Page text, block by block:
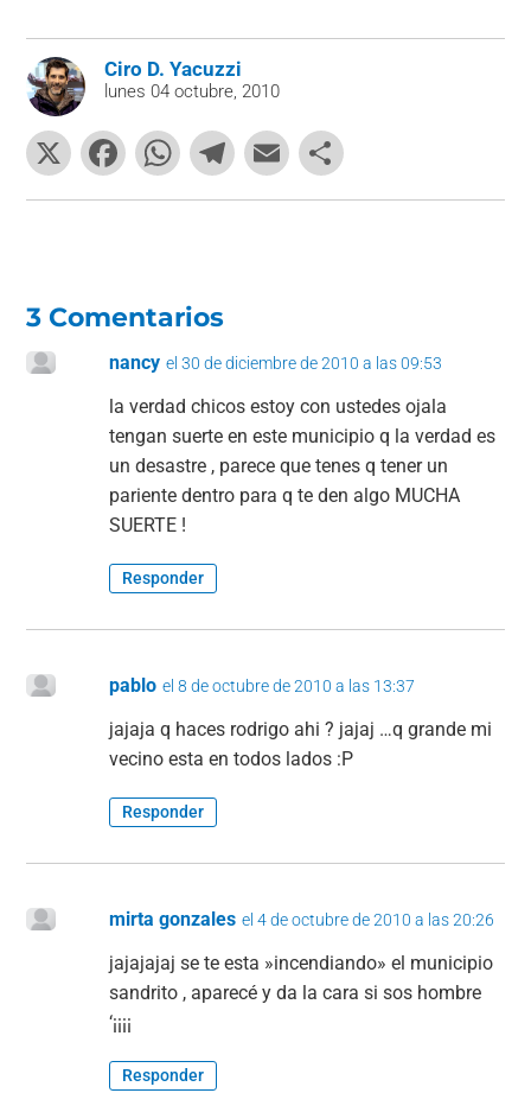
Ciro D. Yacuzzi
lunes 04 octubre, 2010
X
F
a
b
o
k
W
h
A
p
p
T
el
E
m o
3 Comentarios
nancy el 30 de diciembre de 2010 a las 09:53
la verdad chicos estoy con ustedes ojala
tengan suerte en este municipio q la verdad es
un desastre , parece que tenes q tener un
pariente dentro para q te den algo MUCHA
SUERTE !
Responder
pablo el 8 de octubre de 2010 a las 13:37
jajaja q haces rodrigo ahi ? jajaj …q grande mi
vecino esta en todos lados :P
Responder
mirta gonzales el 4 de octubre de 2010 a las 20:26
jajajajaj se te esta »incendiando» el municipio
sandrito , aparecé y da la cara si sos hombre
‘¡¡¡¡
Responder